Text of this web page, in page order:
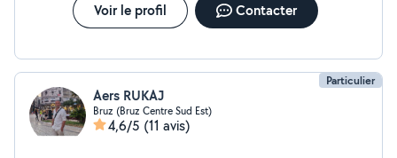
Voir le profil Contacter
Particulier
Aers RUKAJ
Bruz (Bruz Centre Sud Est)
4,6/5 (11 avis)